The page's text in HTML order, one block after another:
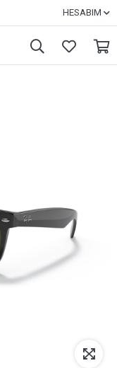
HESABIM